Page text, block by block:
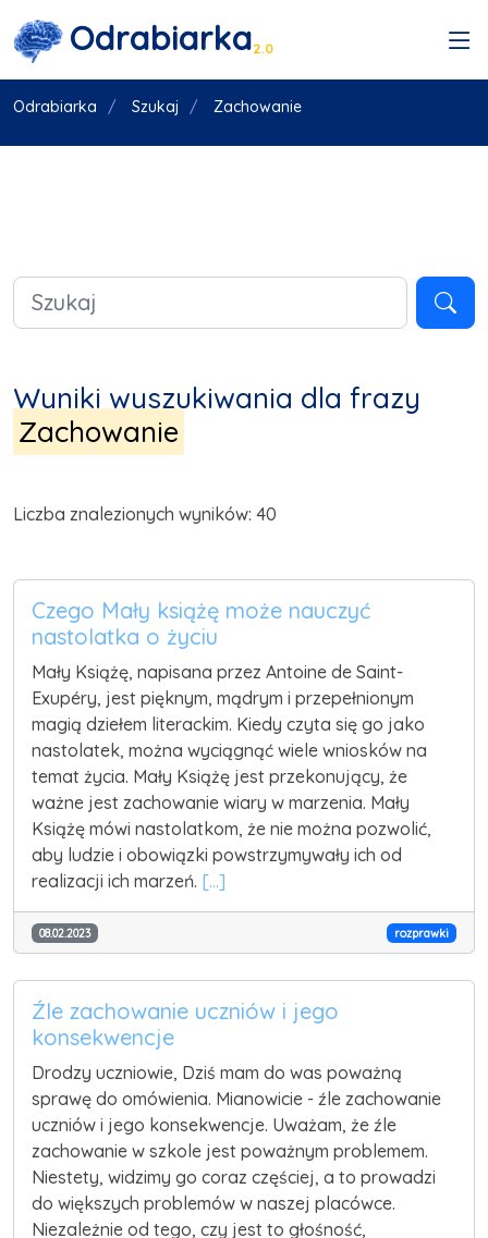
Odrabiarka2.0
Odrabiarka Szukaj Zachowanie
Wyniki wyszukiwania dla frazy
Zachowanie
Liczba znalezionych wyników: 40
Czego Mały książę może nauczyć
nastolatka o życiu
Mały Książę, napisana przez Antoine de Saint-
Exupéry, jest pięknym, mądrym i przepełnionym
magią dziełem literackim. Kiedy czyta się go jako
nastolatek, można wyciągnąć wiele wniosków na
temat życia. Mały Książę jest przekonujący, że
ważne jest zachowanie wiary w marzenia. Mały
Książę mówi nastolatkom, że nie można pozwolić,
aby ludzie i obowiązki powstrzymywały ich od
realizacji ich marzeń. [...]
08.02.2023 rozprawki
Źle zachowanie uczniów i jego
konsekwencje
Drodzy uczniowie, Dziś mam do was poważną
sprawę do omówienia. Mianowicie - źle zachowanie
uczniów i jego konsekwencje. Uważam, że źle
zachowanie w szkole jest poważnym problemem.
Niestety, widzimy go coraz częściej, a to prowadzi
do większych problemów w naszej placówce.
Niezależnie od tego, czy jest to głośność,